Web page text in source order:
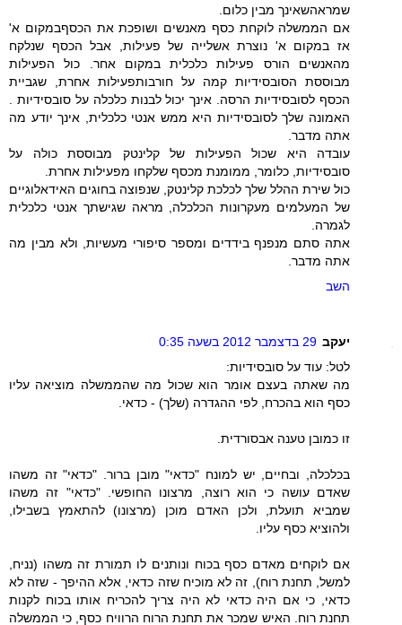
שמראהשאינך מבין כלום.
אם הממשלה לוקחת כסף מאנשים ושופכת את הכסףבמקום א'
אז במקום א' נוצרת אשלייה של פעילות, אבל הכסף שנלקח
מהאנשים הורס פעילות כלכלית במקום אחר. כול הפעילות
מבוססת הסובסידיות קמה על חורבותפעילות אחרת, שגביית
הכסף לסובסידיות הרסה. אינך יכול לבנות כלכלה על סובסידיות .
האמונה שלך לסובסידיות היא ממש אנטי כלכלית, אינך יודע מה
אתה מדבר.
עובדה היא שכול הפעילות של קלינטק מבוססת כולה על
סובסידיות, כלומר, ממומנת מכסף שלקחו מפעילות אחרת.
כול שירת ההלל שלך לכלכת קלינטק, שנפוצה בחוגים האידאלוגיים
של המעלמים מעקרונות הכלכלה, מראה שגישתך אנטי כלכלית
לגמרה.
אתה סתם מנפנף בידדים ומספר סיפורי מעשיות, ולא מבין מה
אתה מדבר.
השב
יעקב 29 בדצמבר 2012 בשעה 0:35
לטל: עוד על סובסידיות:
מה שאתה בעצם אומר הוא שכול מה שהממשלה מוציאה עליו
כסף הוא בהכרח, לפי ההגדרה (שלך) - כדאי.
זו כמובן טענה אבסורדית.
בכלכלה, ובחיים, יש למונח "כדאי" מובן ברור. "כדאי" זה משהו
שאדם עושה כי הוא רוצה, מרצונו החופשי. "כדאי" זה משהו
שמביא תועלת, ולכן האדם מוכן (מרצונו) להתאמץ בשבילו,
ולהוציא כסף עליו.
אם לוקחים מאדם כסף בכוח ונותנים לו תמורת זה משהו (נניח,
למשל, תחנת רוח), זה לא מוכיח שזה כדאי, אלא ההיפך - שזה לא
כדאי, כי אם היה כדאי לא היה צריך להכריח אותו בכוח לקנות
תחנת רוח. האיש שמכר את תחנת הרוח הרוויח כסף, כי הממשלה